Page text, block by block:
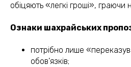
обіцяють «легкі гроші», граючи
Ознаки шахрайських
потрібно лише
обов’язків;